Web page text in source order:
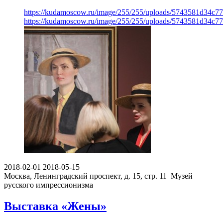
https://kudamoscow.ru/image/255/255/uploads/
https://kudamoscow.ru/image/255/255/uploads/
2018-02-01 2018-05-15
Москва, Ленинградский проспект, д. 15, стр. 11
Музей
русского импрессионизма
Выставка «Жены»